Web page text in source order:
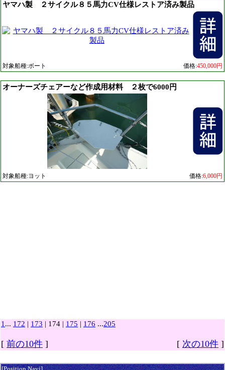
ヤマハ製 ２サイクル８５馬力CV仕様レストア済み製品
対象船種:ボート 価格:450,000円
オーナーズチェアーなど作成用材料 ２枚で6000円
対象船種:ヨット 価格:6,000円
1 ... 172 | 173 | 174 | 175 | 176 ...205
[ 前の10件 ] [ 次の10件 ]